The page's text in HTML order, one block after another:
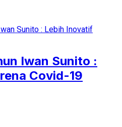
Iwan Sunito :
Covid-19